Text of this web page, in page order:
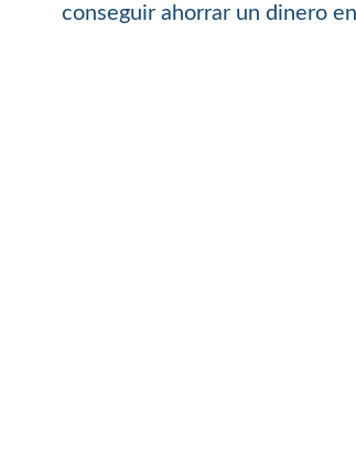
conseguir ahorrar un dinero